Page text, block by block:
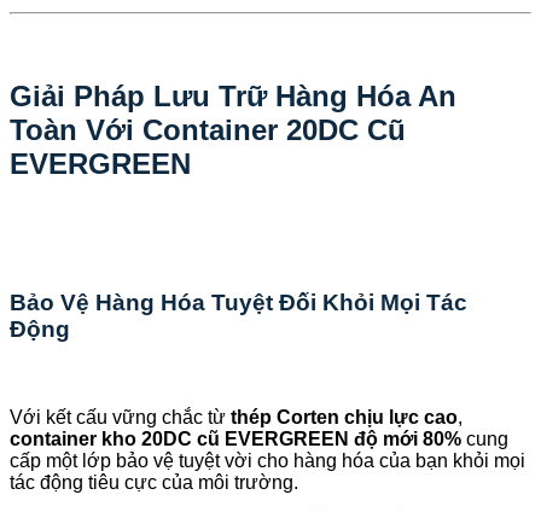
Giải Pháp Lưu Trữ Hàng Hóa An
Toàn Với Container 20DC Cũ
EVERGREEN
Bảo Vệ Hàng Hóa Tuyệt Đối Khỏi Mọi Tác
Động
Với kết cấu vững chắc từ thép Corten chịu lực cao,
container kho 20DC cũ EVERGREEN độ mới 80% cung
cấp một lớp bảo vệ tuyệt vời cho hàng hóa của bạn khỏi mọi
tác động tiêu cực của môi trường.